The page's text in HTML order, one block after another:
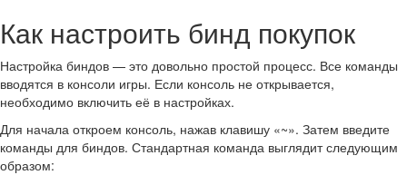
Как настроить бинд покупок
Настройка биндов — это довольно простой процесс. Все команды
вводятся в консоли игры. Если консоль не открывается,
необходимо включить её в настройках.
Для начала откроем консоль, нажав клавишу «~». Затем введите
команды для биндов. Стандартная команда выглядит следующим
образом: